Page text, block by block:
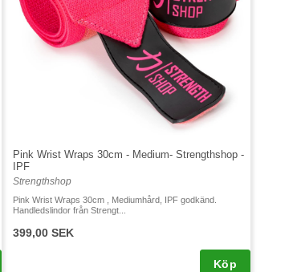
Pink Wrist Wraps 30cm - Medium- Strengthshop -
IPF
Strengthshop
Pink Wrist Wraps 30cm , Mediumhård, IPF godkänd.
Handledslindor från Strengt...
399,00 SEK
Köp